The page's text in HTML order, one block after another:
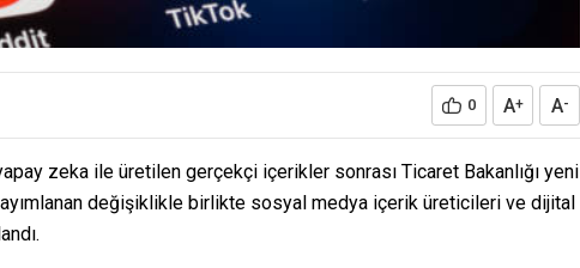
0 A+ A-
zeka ile üretilen gerçekçi içerikler sonrası Ticaret Bakanlığı yeni
değişiklikle birlikte sosyal medya içerik üreticileri ve dijital